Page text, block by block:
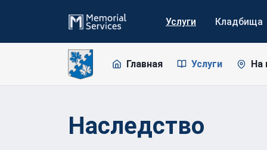
Услуги Кладбища
Главная Услуги На
Наследство